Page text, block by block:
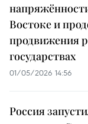
Востоке и
продвижения
государствах
01/05/2026 14:56
Россия